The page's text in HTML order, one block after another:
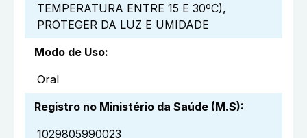
TEMPERATURA ENTRE 15 E 30ºC),
PROTEGER DA LUZ E UMIDADE
Modo de Uso:
Oral
Registro no Ministério da Saúde (M.S):
1029805990023